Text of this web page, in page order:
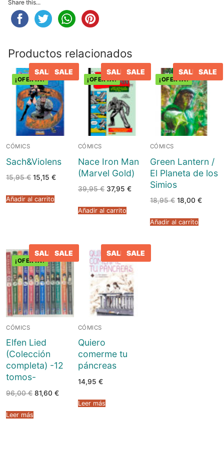
Share this...
Productos relacionados
¡OFERTA!
CÓMICS
SALE SALE
Sach&Violens
15,95€ El
precio
era:
15,95 €.
15,15 €El
Añadir al carrito
¡OFERTA!
CÓMICS
SALE SALE
Nace Iron Man
(Marvel Gold)
39,95€ El
precio
era:
39,95 €.
37,95 €El
actual
Añadir al carrito
¡OFERTA!
CÓMICS
SALE SALE
Green Lantern /
El Planeta de los
Simios
18,95€ El
precio
era:
18,95 €.
18,00 €El
Añadir al carrito
¡OFERTA!
CÓMICS
SALE SALE
Elfen Lied
(Colección
completa) -12
tomos-
96,00€ El
precio
81,60 €El
precio
actual
Leer más
CÓMICS
SALE SALE
Quiero
comerme tu
páncreas
14,95 €
Leer más